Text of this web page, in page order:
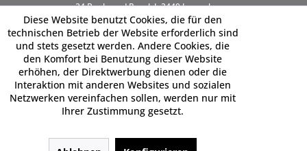
24 Boulevard Royal, L-2449 Luxembourg
Diese Website benutzt Cookies, die für den
technischen Betrieb der Website erforderlich sind
und stets gesetzt werden. Andere Cookies, die
den Komfort bei Benutzung dieser Website
erhöhen, der Direktwerbung dienen oder die
Interaktion mit anderen Websites und sozialen
Netzwerken vereinfachen sollen, werden nur mit
Ihrer Zustimmung gesetzt.